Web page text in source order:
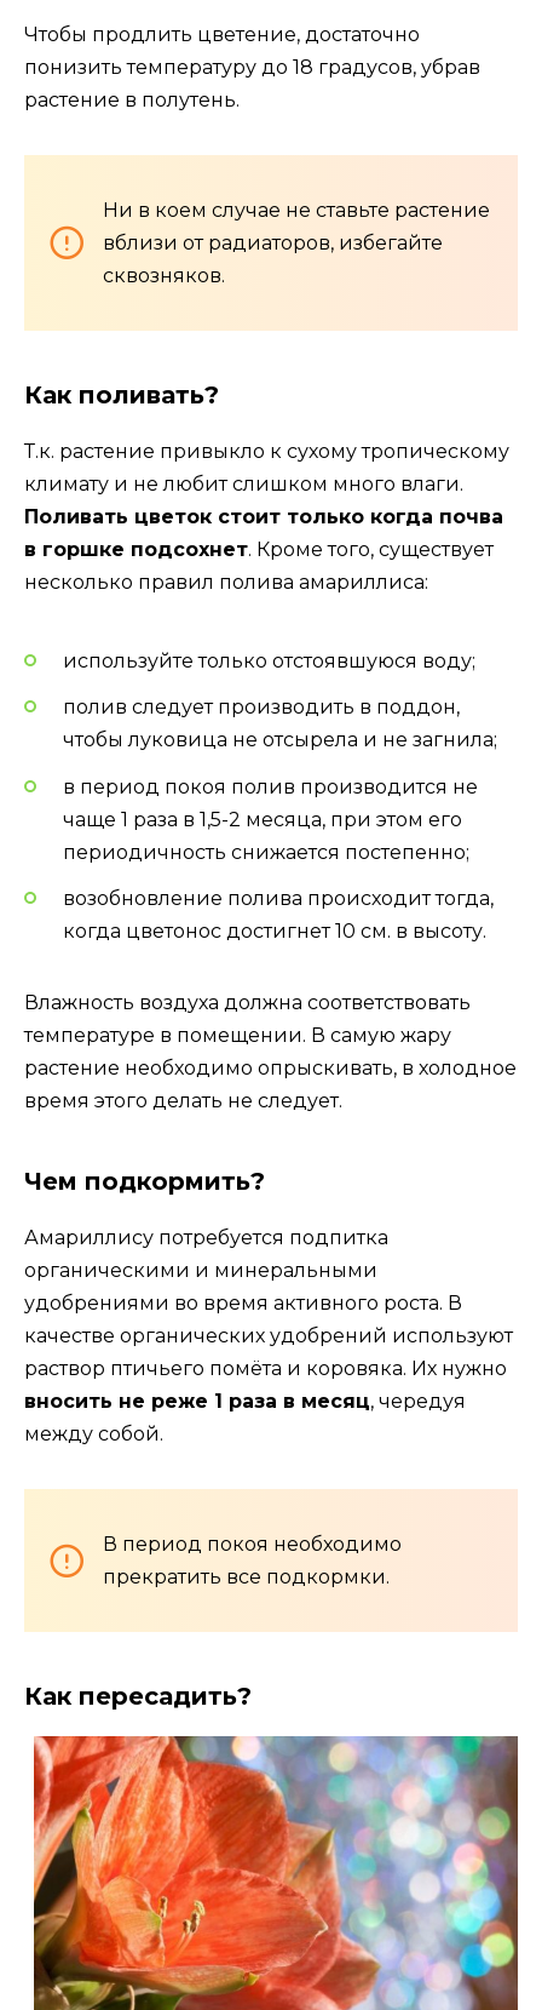
Чтобы продлить цветение, достаточно
понизить температуру до 18 градусов, убрав
растение в полутень.
Ни в коем случае не ставьте растение
вблизи от радиаторов, избегайте
сквозняков.
Как поливать?
Т.к. растение привыкло к сухому тропическому
климату и не любит слишком много влаги.
Поливать цветок стоит только когда почва
в горшке подсохнет. Кроме того, существует
несколько правил полива амариллиса:
используйте только отстоявшуюся воду;
полив следует производить в поддон,
чтобы луковица не отсырела и не загнила;
в период покоя полив производится не
чаще 1 раза в 1,5-2 месяца, при этом его
периодичность снижается постепенно;
возобновление полива происходит тогда,
когда цветонос достигнет 10 см. в высоту.
Влажность воздуха должна соответствовать
температуре в помещении. В самую жару
растение необходимо опрыскивать, в холодное
время этого делать не следует.
Чем подкормить?
Амариллису потребуется подпитка
органическими и минеральными
удобрениями во время активного роста. В
качестве органических удобрений используют
раствор птичьего помёта и коровяка. Их нужно
вносить не реже 1 раза в месяц, чередуя
между собой.
В период покоя необходимо
прекратить все подкормки.
Как пересадить?